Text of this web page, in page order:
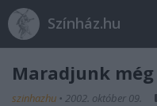
Színház.hu
Maradjunk
szinhazhu • 2002. október 09.